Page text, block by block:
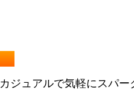
カジュアルで気軽にスパ